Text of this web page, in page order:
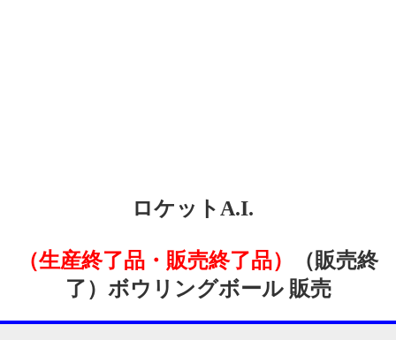
ロケットA.I.
（生産終了品・販売終了品）
（販売終
了）ボウリングボール 販売